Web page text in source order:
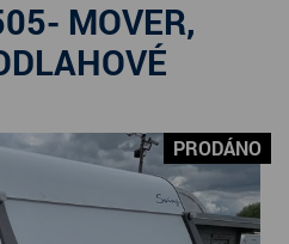
MOVER,
PRODÁNO